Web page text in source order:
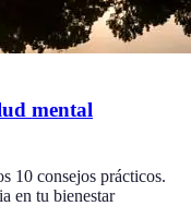
mental
10 consejos prácticos.
en tu bienestar